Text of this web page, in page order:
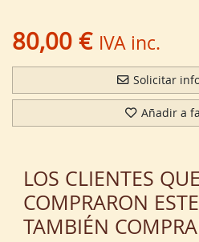
80,00 € IVA inc.
Solicitar
Añadir a
LOS CLIENTES QUE
COMPRARON
TAMBIÉN